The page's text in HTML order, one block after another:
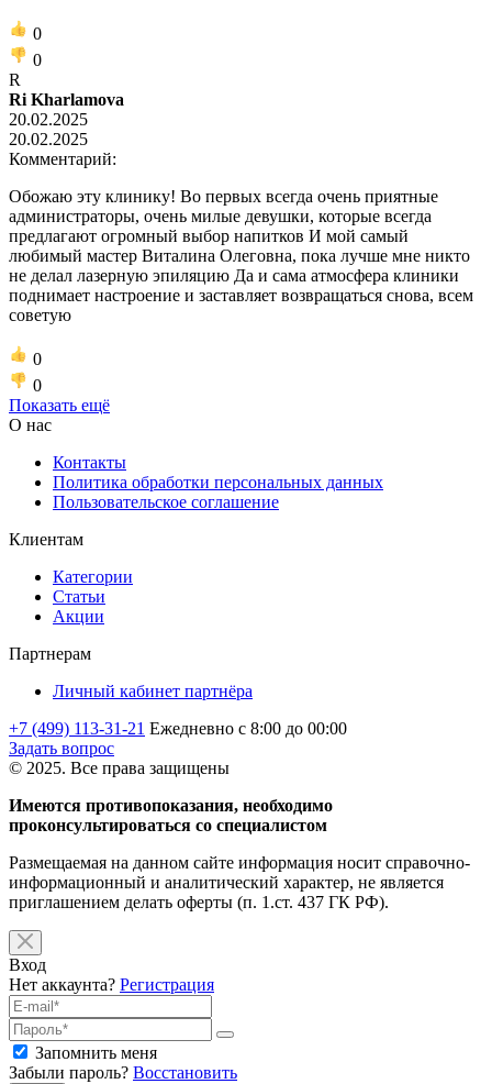
0
0
R
Ri Kharlamova
20.02.2025
20.02.2025
Комментарий:
Обожаю эту клинику! Во первых всегда очень приятные
администраторы, очень милые девушки, которые всегда
предлагают огромный выбор напитков И мой самый
любимый мастер Виталина Олеговна, пока лучше мне никто
не делал лазерную эпиляцию Да и сама атмосфера клиники
поднимает настроение и заставляет возвращаться снова, всем
советую
0
0
Показать ещё
О нас
Контакты
Политика обработки персональных данных
Пользовательское соглашение
Клиентам
Категории
Статьи
Акции
Партнерам
Личный кабинет партнёра
+7 (499) 113-31-21 Ежедневно с 8:00 до 00:00
Задать вопрос
© 2025. Все права защищены
Имеются противопоказания, необходимо
проконсультироваться со специалистом
Размещаемая на данном сайте информация носит справочно-
информационный и аналитический характер, не является
приглашением делать оферты (п. 1.ст. 437 ГК РФ).
Вход
Нет аккаунта? Регистрация
Запомнить меня
Забыли пароль? Восстановить